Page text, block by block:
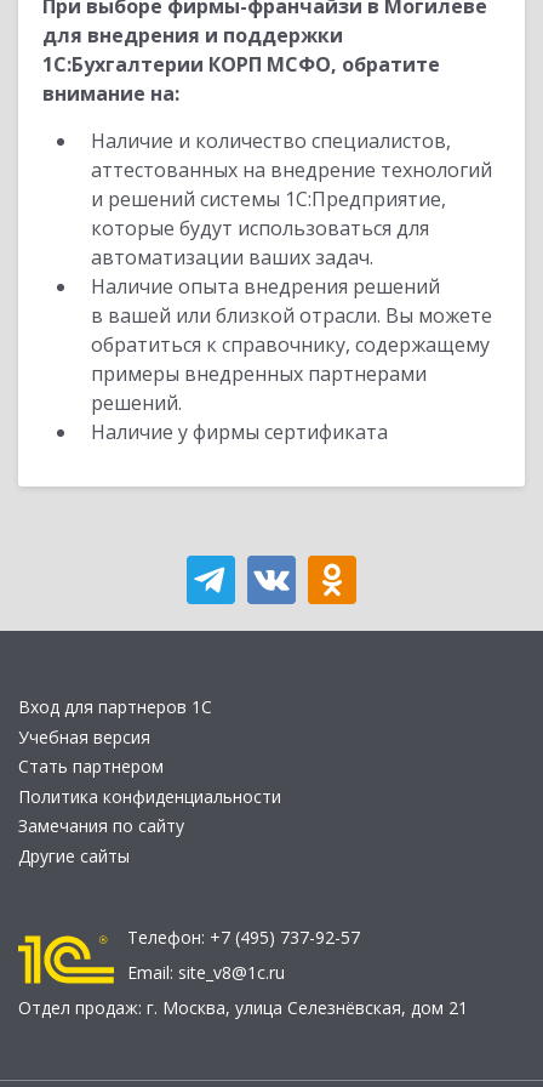
При выборе фирмы-франчайзи в Могилеве
для внедрения и поддержки
1С:Бухгалтерии КОРП МСФО, обратите
внимание на:
Наличие и количество специалистов,
аттестованных на внедрение технологий
и решений системы 1С:Предприятие,
которые будут использоваться для
автоматизации ваших задач.
Наличие опыта внедрения решений
в вашей или близкой отрасли. Вы можете
обратиться к справочнику, содержащему
примеры внедренных партнерами
решений.
Наличие у фирмы сертификата
Вход для партнеров 1С
Учебная версия
Стать партнером
Политика конфиденциальности
Замечания по сайту
Другие сайты
Телефон: +7 (495) 737-92-57
Email: site_v8@1c.ru
Отдел продаж: г. Москва, улица Селезнёвская, дом 21